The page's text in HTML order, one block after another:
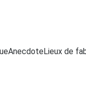
AnecdoteLieux de